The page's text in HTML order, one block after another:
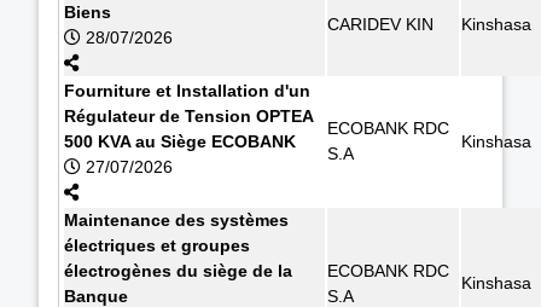
Biens
28/07/2026
CARIDEV KIN Kinshasa
Fourniture et Installation d'un
Régulateur de Tension OPTEA
500 KVA au Siège ECOBANK
27/07/2026
ECOBANK RDC
S.A
Kinshasa
Maintenance des systèmes
électriques et groupes
électrogènes du siège de la
Banque
ECOBANK RDC
S.A
Kinshasa